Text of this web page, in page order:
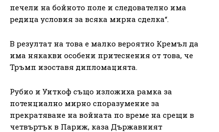
печели на бойното поле и следователно има
редица условия за всяка мирна сделка“.
В резултат на това е малко вероятно Кремъл да
има някакви особени притеснения от това, че
Тръмп изоставя дипломацията.
Рубио и Уиткоф също изложиха рамка за
потенциално мирно споразумение за
прекратяване на войната по време на срещи в
четвъртък в Париж, каза Държавният